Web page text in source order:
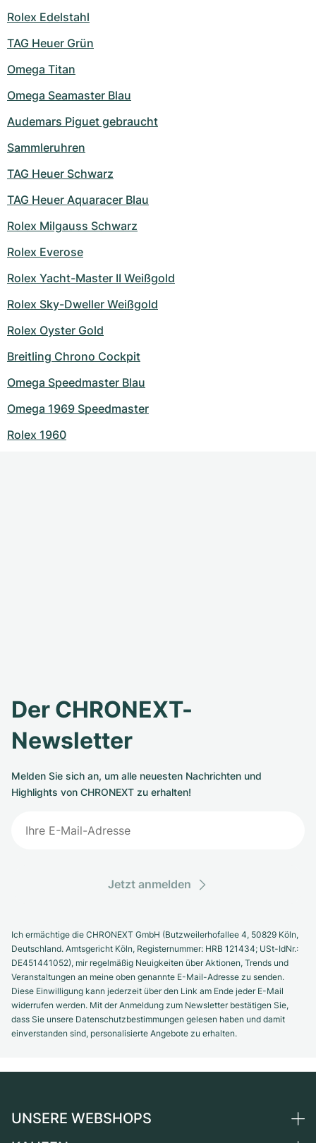
Rolex Edelstahl
TAG Heuer Grün
Omega Titan
Omega Seamaster Blau
Audemars Piguet gebraucht
Sammleruhren
TAG Heuer Schwarz
TAG Heuer Aquaracer Blau
Rolex Milgauss Schwarz
Rolex Everose
Rolex Yacht-Master II Weißgold
Rolex Sky-Dweller Weißgold
Rolex Oyster Gold
Breitling Chrono Cockpit
Omega Speedmaster Blau
Omega 1969 Speedmaster
Rolex 1960
Der CHRONEXT-
Newsletter
Melden Sie sich an, um alle neuesten Nachrichten und
Highlights von CHRONEXT zu erhalten!
Jetzt anmelden
Ich ermächtige die CHRONEXT GmbH (Butzweilerhofallee 4, 50829 Köln,
Deutschland. Amtsgericht Köln, Registernummer: HRB 121434; USt-IdNr.:
DE451441052), mir regelmäßig Neuigkeiten über Aktionen, Trends und
Veranstaltungen an meine oben genannte E-Mail-Adresse zu senden.
Diese Einwilligung kann jederzeit über den Link am Ende jeder E-Mail
widerrufen werden. Mit der Anmeldung zum Newsletter bestätigen Sie,
dass Sie unsere Datenschutzbestimmungen gelesen haben und damit
einverstanden sind, personalisierte Angebote zu erhalten.
UNSERE WEBSHOPS